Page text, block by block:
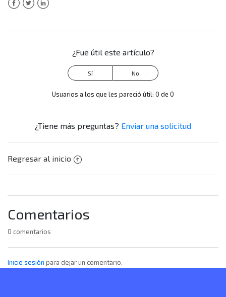
¿Fue útil este artículo?
Usuarios a los que les pareció útil: 0 de 0
¿Tiene más preguntas? Enviar una solicitud
Regresar al inicio
Comentarios
0 comentarios
Inicie sesión para dejar un comentario.